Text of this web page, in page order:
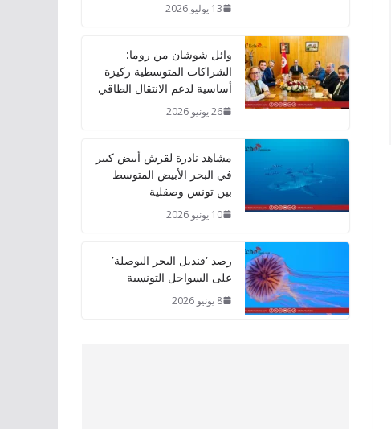
13 يوليو 2026
وائل شوشان من روما:
الشراكات المتوسطية ركيزة
أساسية لدعم الانتقال الطاقي
26 يونيو 2026
مشاهد نادرة لقرش أبيض كبير
في البحر الأبيض المتوسط
بين تونس وصقلية
10 يونيو 2026
رصد ‘قنديل البحر البوصلة’
على السواحل التونسية
8 يونيو 2026